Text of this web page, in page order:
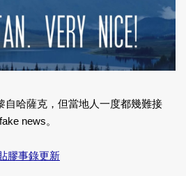
自哈薩克，但當地人一度都幾難接
news。
膠事錄更新